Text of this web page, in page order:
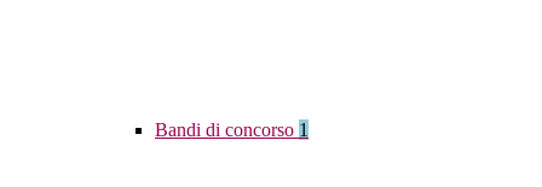
Bandi di concorso 1